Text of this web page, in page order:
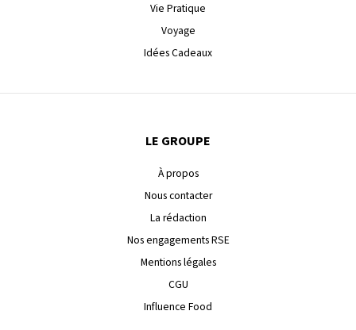
Vie Pratique
Voyage
Idées Cadeaux
LE GROUPE
À propos
Nous contacter
La rédaction
Nos engagements RSE
Mentions légales
CGU
Influence Food